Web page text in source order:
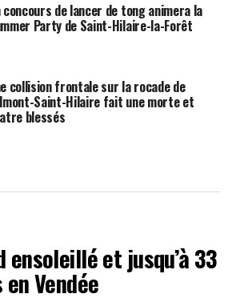
concours de lancer de tong animera la
Party de Saint-Hilaire-la-Forêt
collision frontale sur la rocade de
Saint-Hilaire fait une morte et
blessés
ensoleillé et jusqu’à 33
Vendée